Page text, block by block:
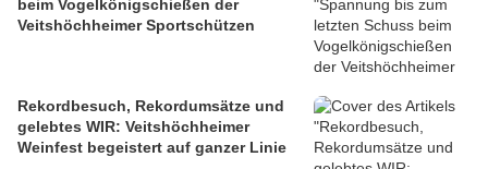
beim Vogelkönigschießen der
Veitshöchheimer Sportschützen
Rekordbesuch, Rekordumsätze und
gelebtes WIR: Veitshöchheimer
Weinfest begeistert auf ganzer Linie